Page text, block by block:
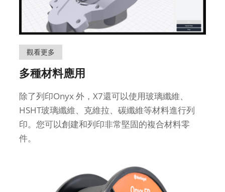
觀看更多
多種材料應用
除了列印Onyx 外，X7還可以使用玻璃纖維、
HSHT玻璃纖維、克維拉、碳纖維等材料進行列
印。您可以創建和列印非常堅固的複合材料零
件。